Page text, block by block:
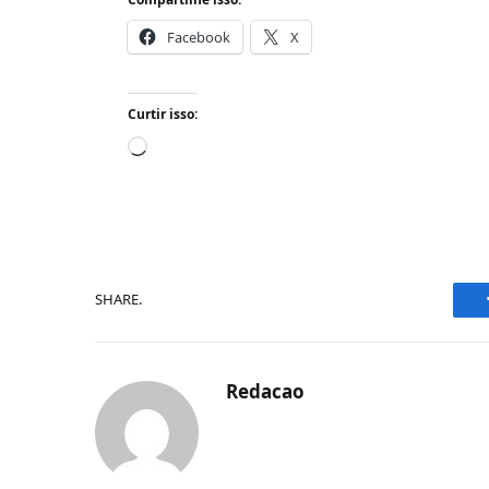
Facebook X
Curtir isso:
Carregando...
SHARE.
Redacao